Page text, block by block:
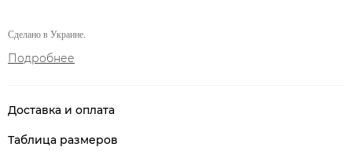
Сделано в Украине.
Подробнее
Доставка и оплата
Таблица размеров